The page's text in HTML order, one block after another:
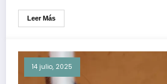
Leer Más
14 julio, 2025